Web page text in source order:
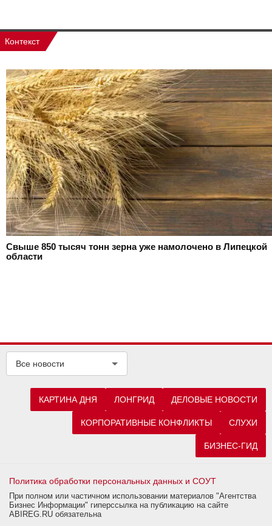
Контекст
Свыше 850 тысяч тонн зерна уже намолочено в Липецкой
области
Все новости
КАРТИНА ДНЯ ЛОНГРИД ДЕЛОВЫЕ НОВОСТИ
КОРПОРАТИВНЫЕ КОНФЛИКТЫ СЛУХИ
БИЗНЕС-ГИД
Политика обработки персональных данных и СОУТ
При полном или частичном использовании материалов "Агентства
Бизнес Информации" гиперссылка на публикацию на сайте
ABIREG.RU обязательна